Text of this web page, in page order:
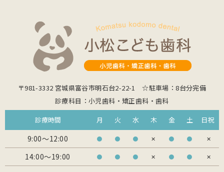
〒981-3332 宮城県富谷市明石台2-22-1 ☆駐車場：8台分完備
診療科目：小児歯科・矯正歯科・歯科
診療時間 ⽉ 火 水 木 金 土 日祝
9:00～12:00 ● ● ● ✕ ● ● ✕
14:00～19:00 ● ● ● ✕ ● ● ✕